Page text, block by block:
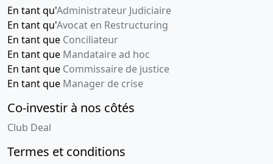
En tant qu'Administrateur Judiciaire
En tant qu'Avocat en Restructuring
En tant que Conciliateur
En tant que Mandataire ad hoc
En tant que Commissaire de justice
En tant que Manager de crise
Co-investir à nos côtés
Club Deal
Termes et conditions